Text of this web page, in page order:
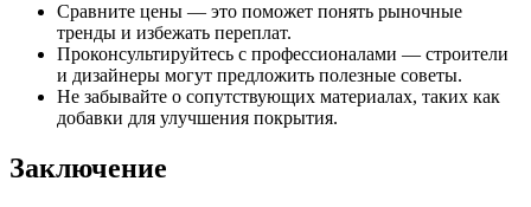
Сравните цены — это поможет понять рыночные
тренды и избежать переплат.
Проконсультируйтесь с профессионалами — строители
и дизайнеры могут предложить полезные советы.
Не забывайте о сопутствующих материалах, таких как
добавки для улучшения покрытия.
Заключение